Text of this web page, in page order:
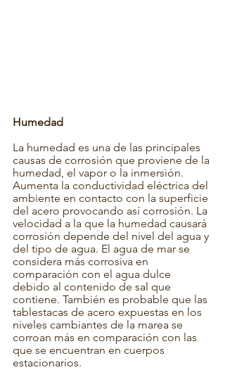
Humedad
La humedad es una de las principales
causas de corrosión que proviene de la
humedad, el vapor o la inmersión.
Aumenta la conductividad eléctrica del
ambiente en contacto con la superficie
del acero provocando así corrosión. La
velocidad a la que la humedad causará
corrosión depende del nivel del agua y
del tipo de agua. El agua de mar se
considera más corrosiva en
comparación con el agua dulce
debido al contenido de sal que
contiene. También es probable que las
tablestacas de acero expuestas en los
niveles cambiantes de la marea se
corroan más en comparación con las
que se encuentran en cuerpos
estacionarios.